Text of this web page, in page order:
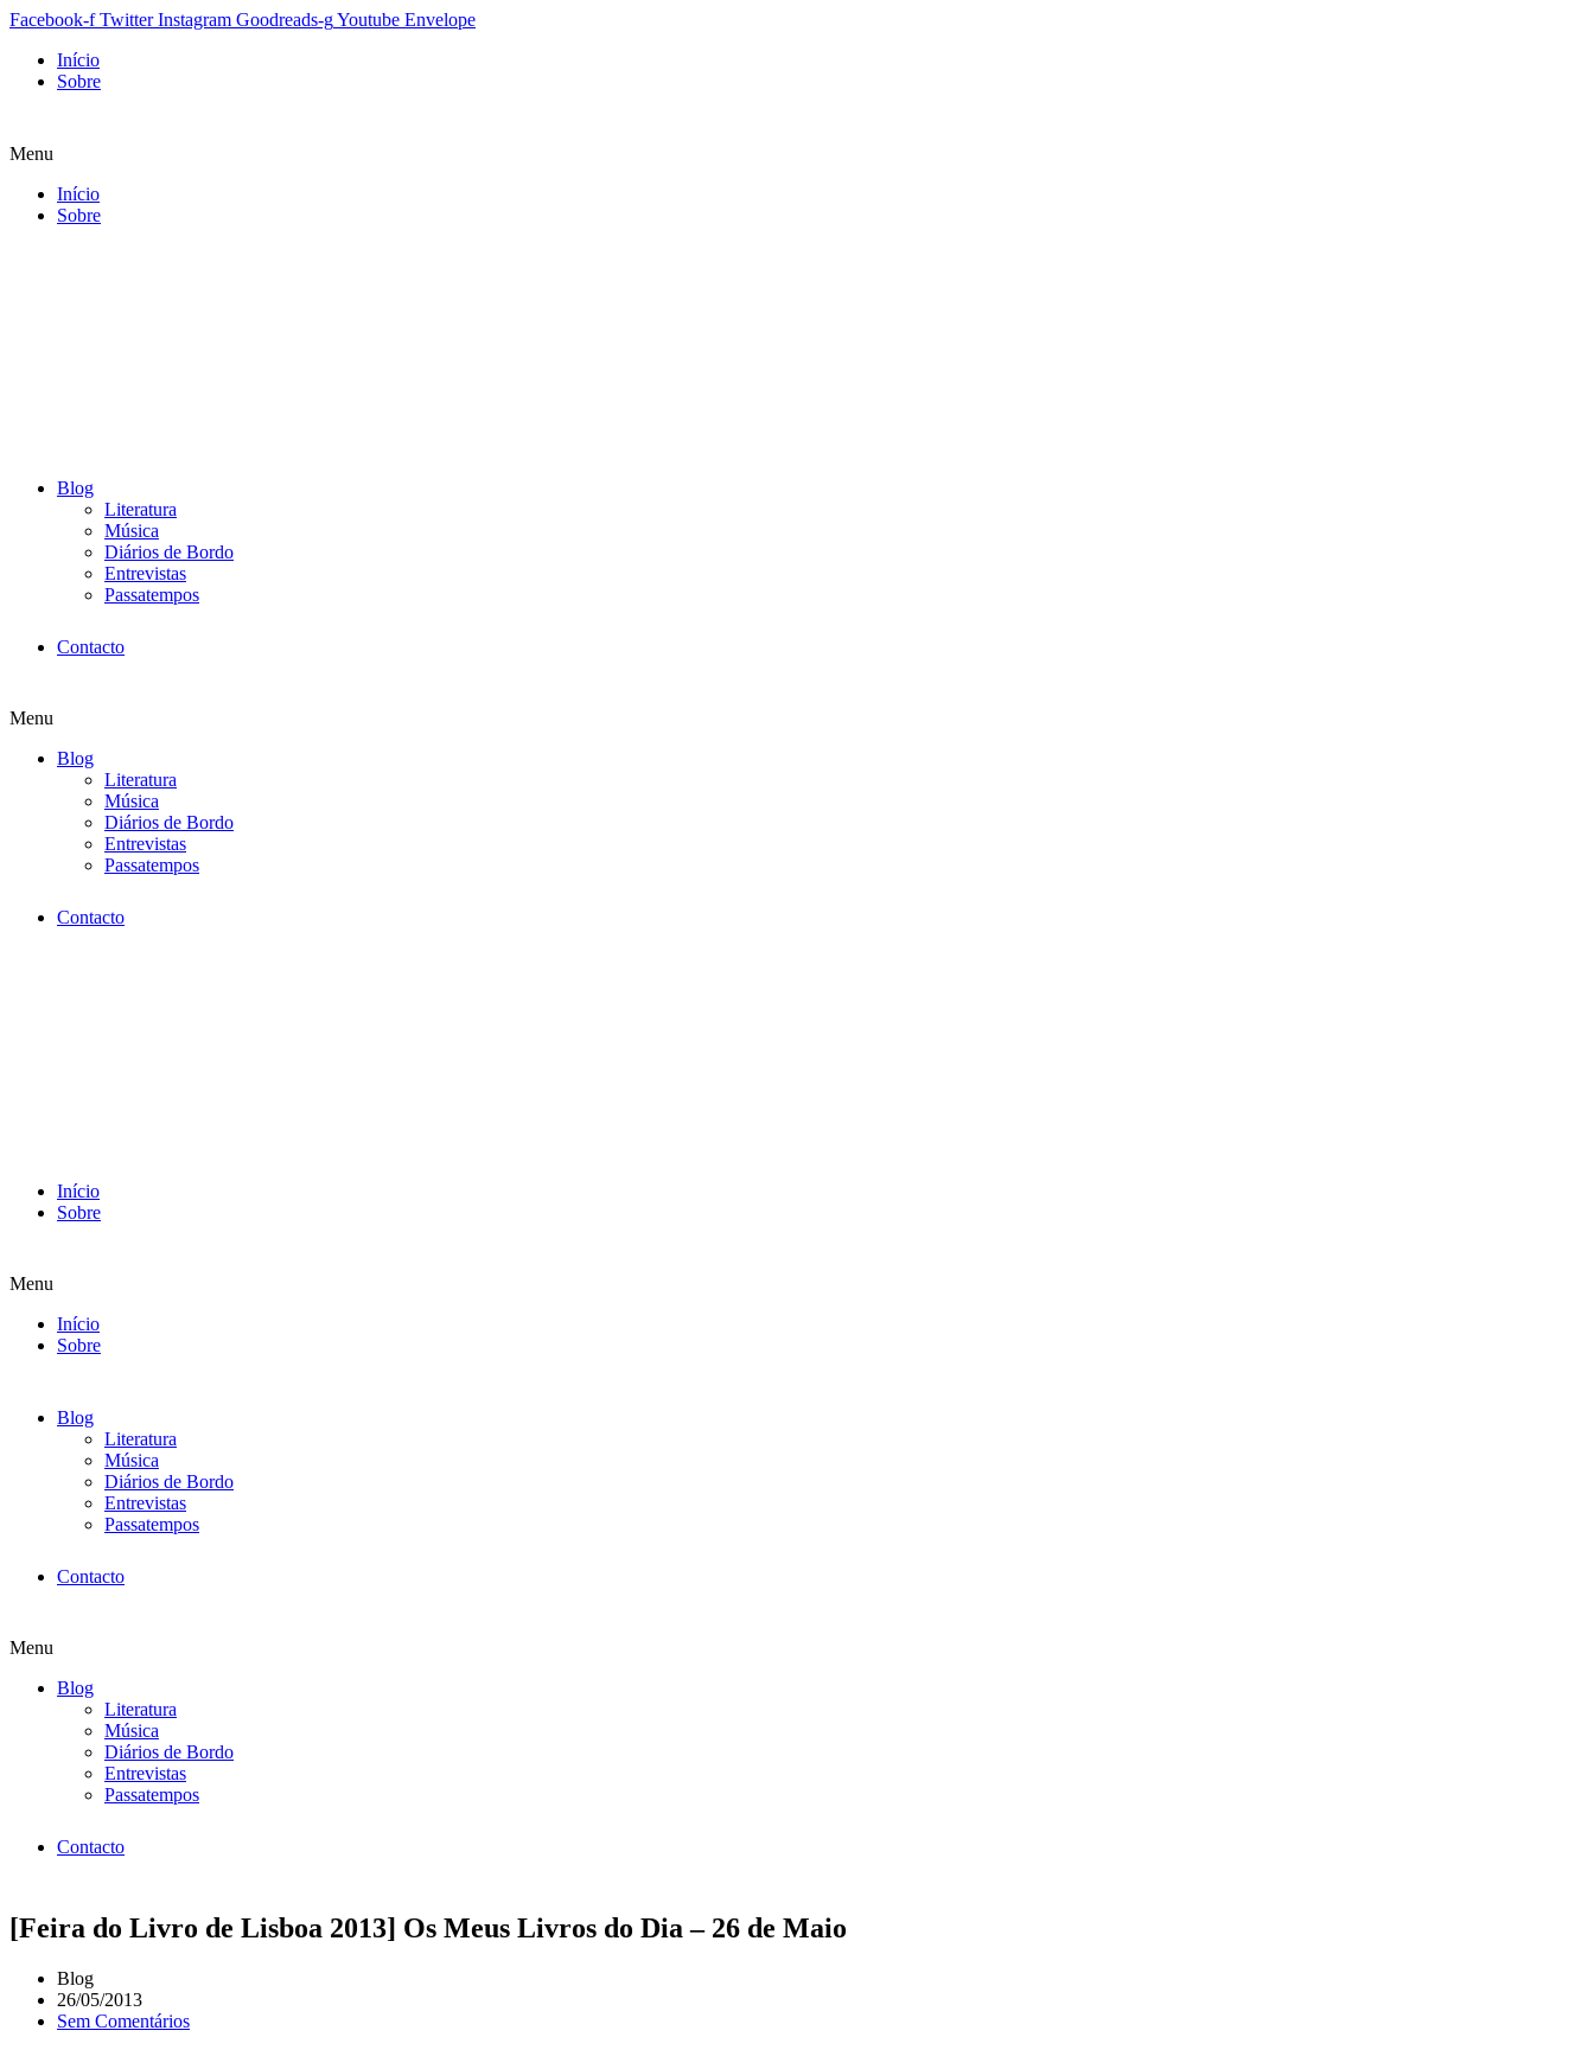
Facebook-f Twitter Instagram Goodreads-gYoutube Envelope
Início
Sobre
Menu
Início
Sobre
Blog
Literatura
Música
Diários de Bordo
Entrevistas
Passatempos
Contacto
Menu
Blog
Literatura
Música
Diários de Bordo
Entrevistas
Passatempos
Contacto
Início
Sobre
Menu
Início
Sobre
Blog
Literatura
Música
Diários de Bordo
Entrevistas
Passatempos
Contacto
Menu
Blog
Literatura
Música
Diários de Bordo
Entrevistas
Passatempos
Contacto
[Feira do Livro de Lisboa 2013] Os Meus Livros do Dia – 26 de Maio
Blog
26/05/2013
Sem Comentários